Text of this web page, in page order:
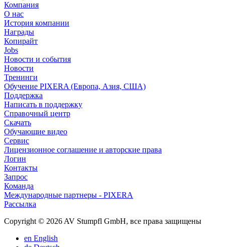
Компания
О нас
История компании
Награды
Копирайт
Jobs
Новости и события
Новости
Тренинги
Обучение PIXERA (Европа, Азия, США)
Поддержка
Написать в поддержку
Справочный центр
Скачать
Обучающие видео
Сервис
Лицензионное соглашение и авторские права
Логин
Контакты
Запрос
Команда
Международные партнеры - PIXERA
Рассылка
Copyright © 2026 AV Stumpfl GmbH, все права защищены
en English